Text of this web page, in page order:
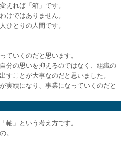
えれば「箱」です。
けではありません。
ひとりの人間です。
ていくのだと思います。
分の思いを抑えるのではなく、組織の
すことが大事なのだと思いました。
実績になり、事業になっていくのだと
軸」という考え方です。
。